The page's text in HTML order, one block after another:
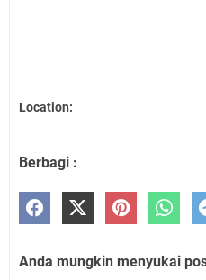
Location:
Berbagi :
Anda mungkin menyukai